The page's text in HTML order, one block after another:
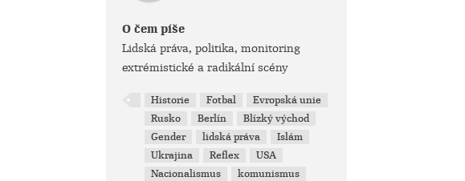
O čem píše
Lidská práva, politika, monitoring
extrémistické a radikální scény
Historie Fotbal
Evropská unie
Rusko
Berlín
Blízký východ
Gender
lidská práva
Islám
Ukrajina
Reflex
USA
Nacionalismus
komunismus